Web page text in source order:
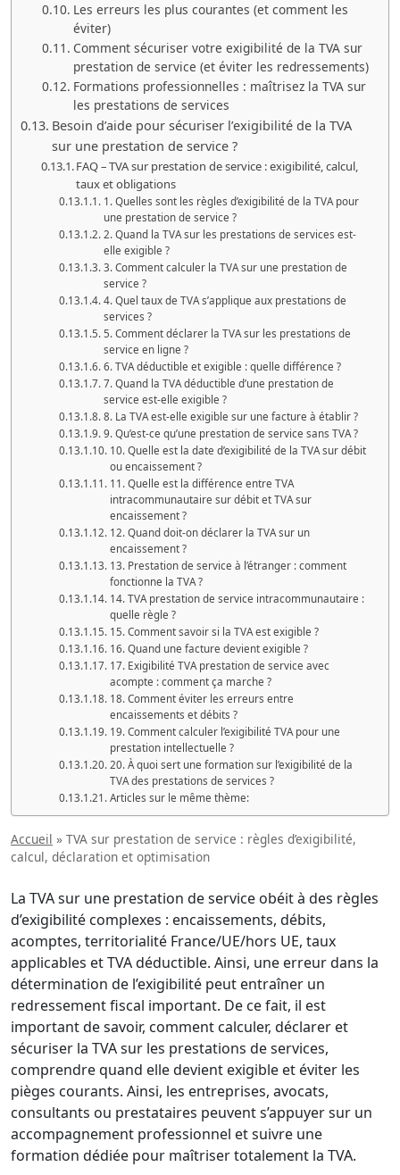
Les erreurs les plus courantes (et comment les
éviter)
Comment sécuriser votre exigibilité de la TVA sur
prestation de service (et éviter les redressements)
Formations professionnelles : maîtrisez la TVA sur
les prestations de services
Besoin d’aide pour sécuriser l’exigibilité de la TVA
sur une prestation de service ?
FAQ – TVA sur prestation de service : exigibilité, calcul,
taux et obligations
1. Quelles sont les règles d’exigibilité de la TVA pour
une prestation de service ?
2. Quand la TVA sur les prestations de services est-
elle exigible ?
3. Comment calculer la TVA sur une prestation de
service ?
4. Quel taux de TVA s’applique aux prestations de
services ?
5. Comment déclarer la TVA sur les prestations de
service en ligne ?
6. TVA déductible et exigible : quelle différence ?
7. Quand la TVA déductible d’une prestation de
service est-elle exigible ?
8. La TVA est-elle exigible sur une facture à établir ?
9. Qu’est-ce qu’une prestation de service sans TVA ?
10. Quelle est la date d’exigibilité de la TVA sur débit
ou encaissement ?
11. Quelle est la différence entre TVA
intracommunautaire sur débit et TVA sur
encaissement ?
12. Quand doit-on déclarer la TVA sur un
encaissement ?
13. Prestation de service à l’étranger : comment
fonctionne la TVA ?
14. TVA prestation de service intracommunautaire :
quelle règle ?
15. Comment savoir si la TVA est exigible ?
16. Quand une facture devient exigible ?
17. Exigibilité TVA prestation de service avec
acompte : comment ça marche ?
18. Comment éviter les erreurs entre
encaissements et débits ?
19. Comment calculer l’exigibilité TVA pour une
prestation intellectuelle ?
20. À quoi sert une formation sur l’exigibilité de la
TVA des prestations de services ?
Articles sur le même thème:
Accueil » TVA sur prestation de service : règles d’exigibilité,
calcul, déclaration et optimisation
La TVA sur une prestation de service obéit à des règles
d’exigibilité complexes : encaissements, débits,
acomptes, territorialité France/UE/hors UE, taux
applicables et TVA déductible. Ainsi, une erreur dans la
détermination de l’exigibilité peut entraîner un
redressement fiscal important. De ce fait, il est
important de savoir, comment calculer, déclarer et
sécuriser la TVA sur les prestations de services,
comprendre quand elle devient exigible et éviter les
pièges courants. Ainsi, les entreprises, avocats,
consultants ou prestataires peuvent s’appuyer sur un
accompagnement professionnel et suivre une
formation dédiée pour maîtriser totalement la TVA.